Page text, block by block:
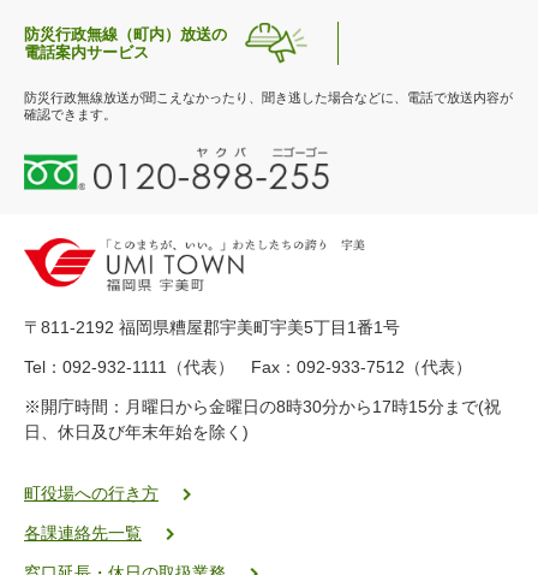
防災行政無線（町内）放送の
電話案内サービス
防災行政無線放送が聞こえなかったり、聞き逃した場合などに、電話で放送内容が
確認できます。
0
1
-
8
-
5
5
ク
二
ゴ
〒811-2192 福岡県糟屋郡宇美町宇美5丁目1番1号
Tel：092-932-1111（代表） Fax：092-933-7512（代表）
※開庁時間：月曜日から金曜日の8時30分から17時15分まで(祝
日、休日及び年末年始を除く)
町役場への行き方
各課連絡先一覧